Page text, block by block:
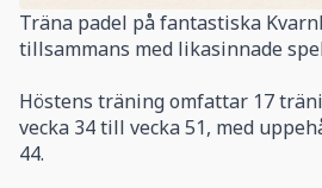
Träna padel på fantastiska
tillsammans med likasinnade
Höstens träning omfattar 17
vecka 34 till vecka 51, med
44.